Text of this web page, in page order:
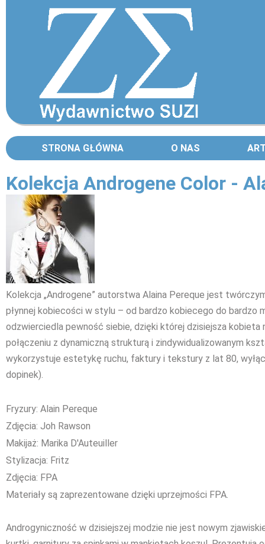
STRONA GŁÓWNA O NAS
Kolekcja Androgene Color -
Kolekcja „Androgene” autorstwa Alaina Pereque jest
płynnej kobiecości w stylu – od bardzo kobiecego do bardzo
odzwierciedla pewność siebie, dzięki której dzisiejsza
połączeniu z dynamiczną strukturą i zindywidualizowanym
wykorzystuje estetykę ruchu, faktury i tekstury z lat 80,
dopinek).
Fryzury: Alain Pereque
Zdjęcia: Joh Rawson
Makijaż: Marika D'Auteuiller
Stylizacja: Fritz
Zdjęcia: FPA
Materiały są zaprezentowane dzięki uprzejmości FPA.
Androgyniczność w dzisiejszej modzie nie jest nowym